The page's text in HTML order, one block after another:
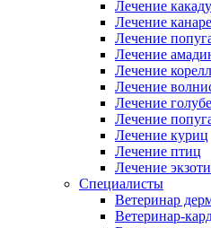
Лечение какаду
Лечение
Лечение
Лечение
Лечение корелл
Лечение
Лечение
Лечение
Лечение куриц
Лечение птиц
Лечение
Специалисты
Ветеринар
Ветеринар-